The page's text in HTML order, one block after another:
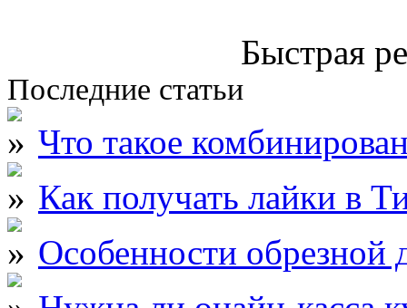
Быстрая
Последние статьи
Что такое
Как получать лайки в
Особенности обрезной